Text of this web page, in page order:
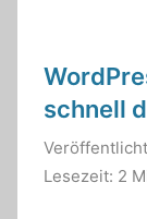
schnell
Lesezeit: 2